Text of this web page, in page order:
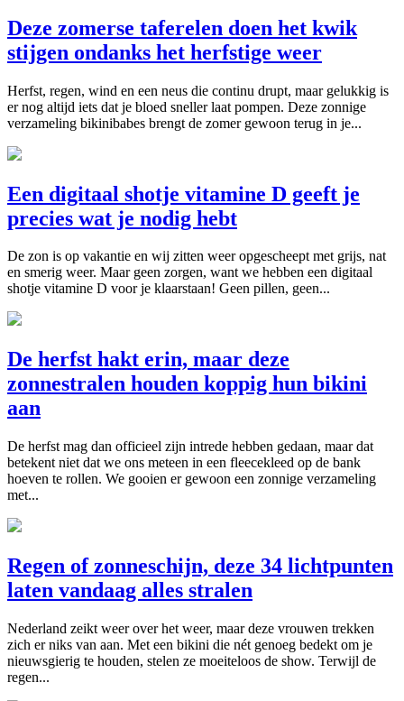
Deze zomerse taferelen doen het kwik
stijgen ondanks het herfstige weer
Herfst, regen, wind en een neus die continu drupt, maar gelukkig is
er nog altijd iets dat je bloed sneller laat pompen. Deze zonnige
verzameling bikinibabes brengt de zomer gewoon terug in je...
Een digitaal shotje vitamine D geeft je
precies wat je nodig hebt
De zon is op vakantie en wij zitten weer opgescheept met grijs, nat
en smerig weer. Maar geen zorgen, want we hebben een digitaal
shotje vitamine D voor je klaarstaan! Geen pillen, geen...
De herfst hakt erin, maar deze
zonnestralen houden koppig hun bikini
aan
De herfst mag dan officieel zijn intrede hebben gedaan, maar dat
betekent niet dat we ons meteen in een fleecekleed op de bank
hoeven te rollen. We gooien er gewoon een zonnige verzameling
met...
Regen of zonneschijn, deze 34 lichtpunten
laten vandaag alles stralen
Nederland zeikt weer over het weer, maar deze vrouwen trekken
zich er niks van aan. Met een bikini die nét genoeg bedekt om je
nieuwsgierig te houden, stelen ze moeiteloos de show. Terwijl de
regen...